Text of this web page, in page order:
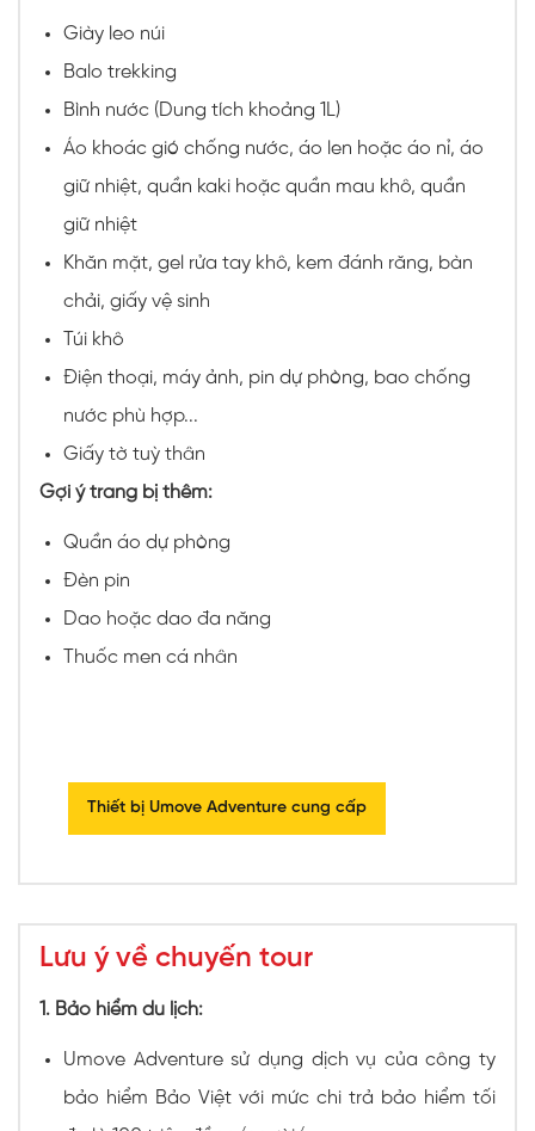
Giày leo núi
Balo trekking
Bình nước (Dung tích khoảng 1L)
Áo khoác gió chống nước, áo len hoặc áo nỉ, áo
giữ nhiệt, quần kaki hoặc quần mau khô, quần
giữ nhiệt
Khăn mặt, gel rửa tay khô, kem đánh răng, bàn
chải, giấy vệ sinh
Túi khô
Điện thoại, máy ảnh, pin dự phòng, bao chống
nước phù hợp...
Giấy tờ tuỳ thân
Gợi ý trang bị thêm:
Quần áo dự phòng
Đèn pin
Dao hoặc dao đa năng
Thuốc men cá nhân
Thiết bị Umove Adventure cung cấp
Lưu ý về chuyến tour
1. Bảo hiểm du lịch:
Umove Adventure sử dụng dịch vụ của công ty
bảo hiểm Bảo Việt với mức chi trả bảo hiểm tối